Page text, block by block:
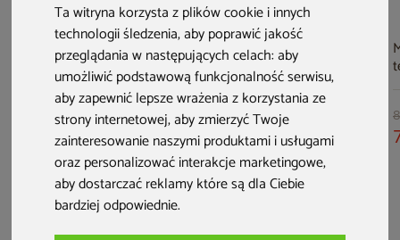
Ta witryna korzysta z plików cookie i innych
technologii śledzenia, aby poprawić jakość
przeglądania w następujących celach:aby
umożliwić podstawową funkcjonalność serwisu,
aby zapewnić lepsze wrażenia z korzystania ze
strony internetowej,aby zmierzyć Twoje
zainteresowanie naszymi produktami i usługami
oraz personalizować interakcje marketingowe,
aby dostarczać reklamy które są dla Ciebie
bardziej odpowiednie.
Meble ogrodowe
rattanowe Bahama
Brown /
Cappuccino 3+1
1 399 zł
Narożny zestaw
mebli ogrodowych
Bergamo Grey /
Grey Melange
3 699 zł
Meble ogrodowe
Casablanca 145 cm
899 zł